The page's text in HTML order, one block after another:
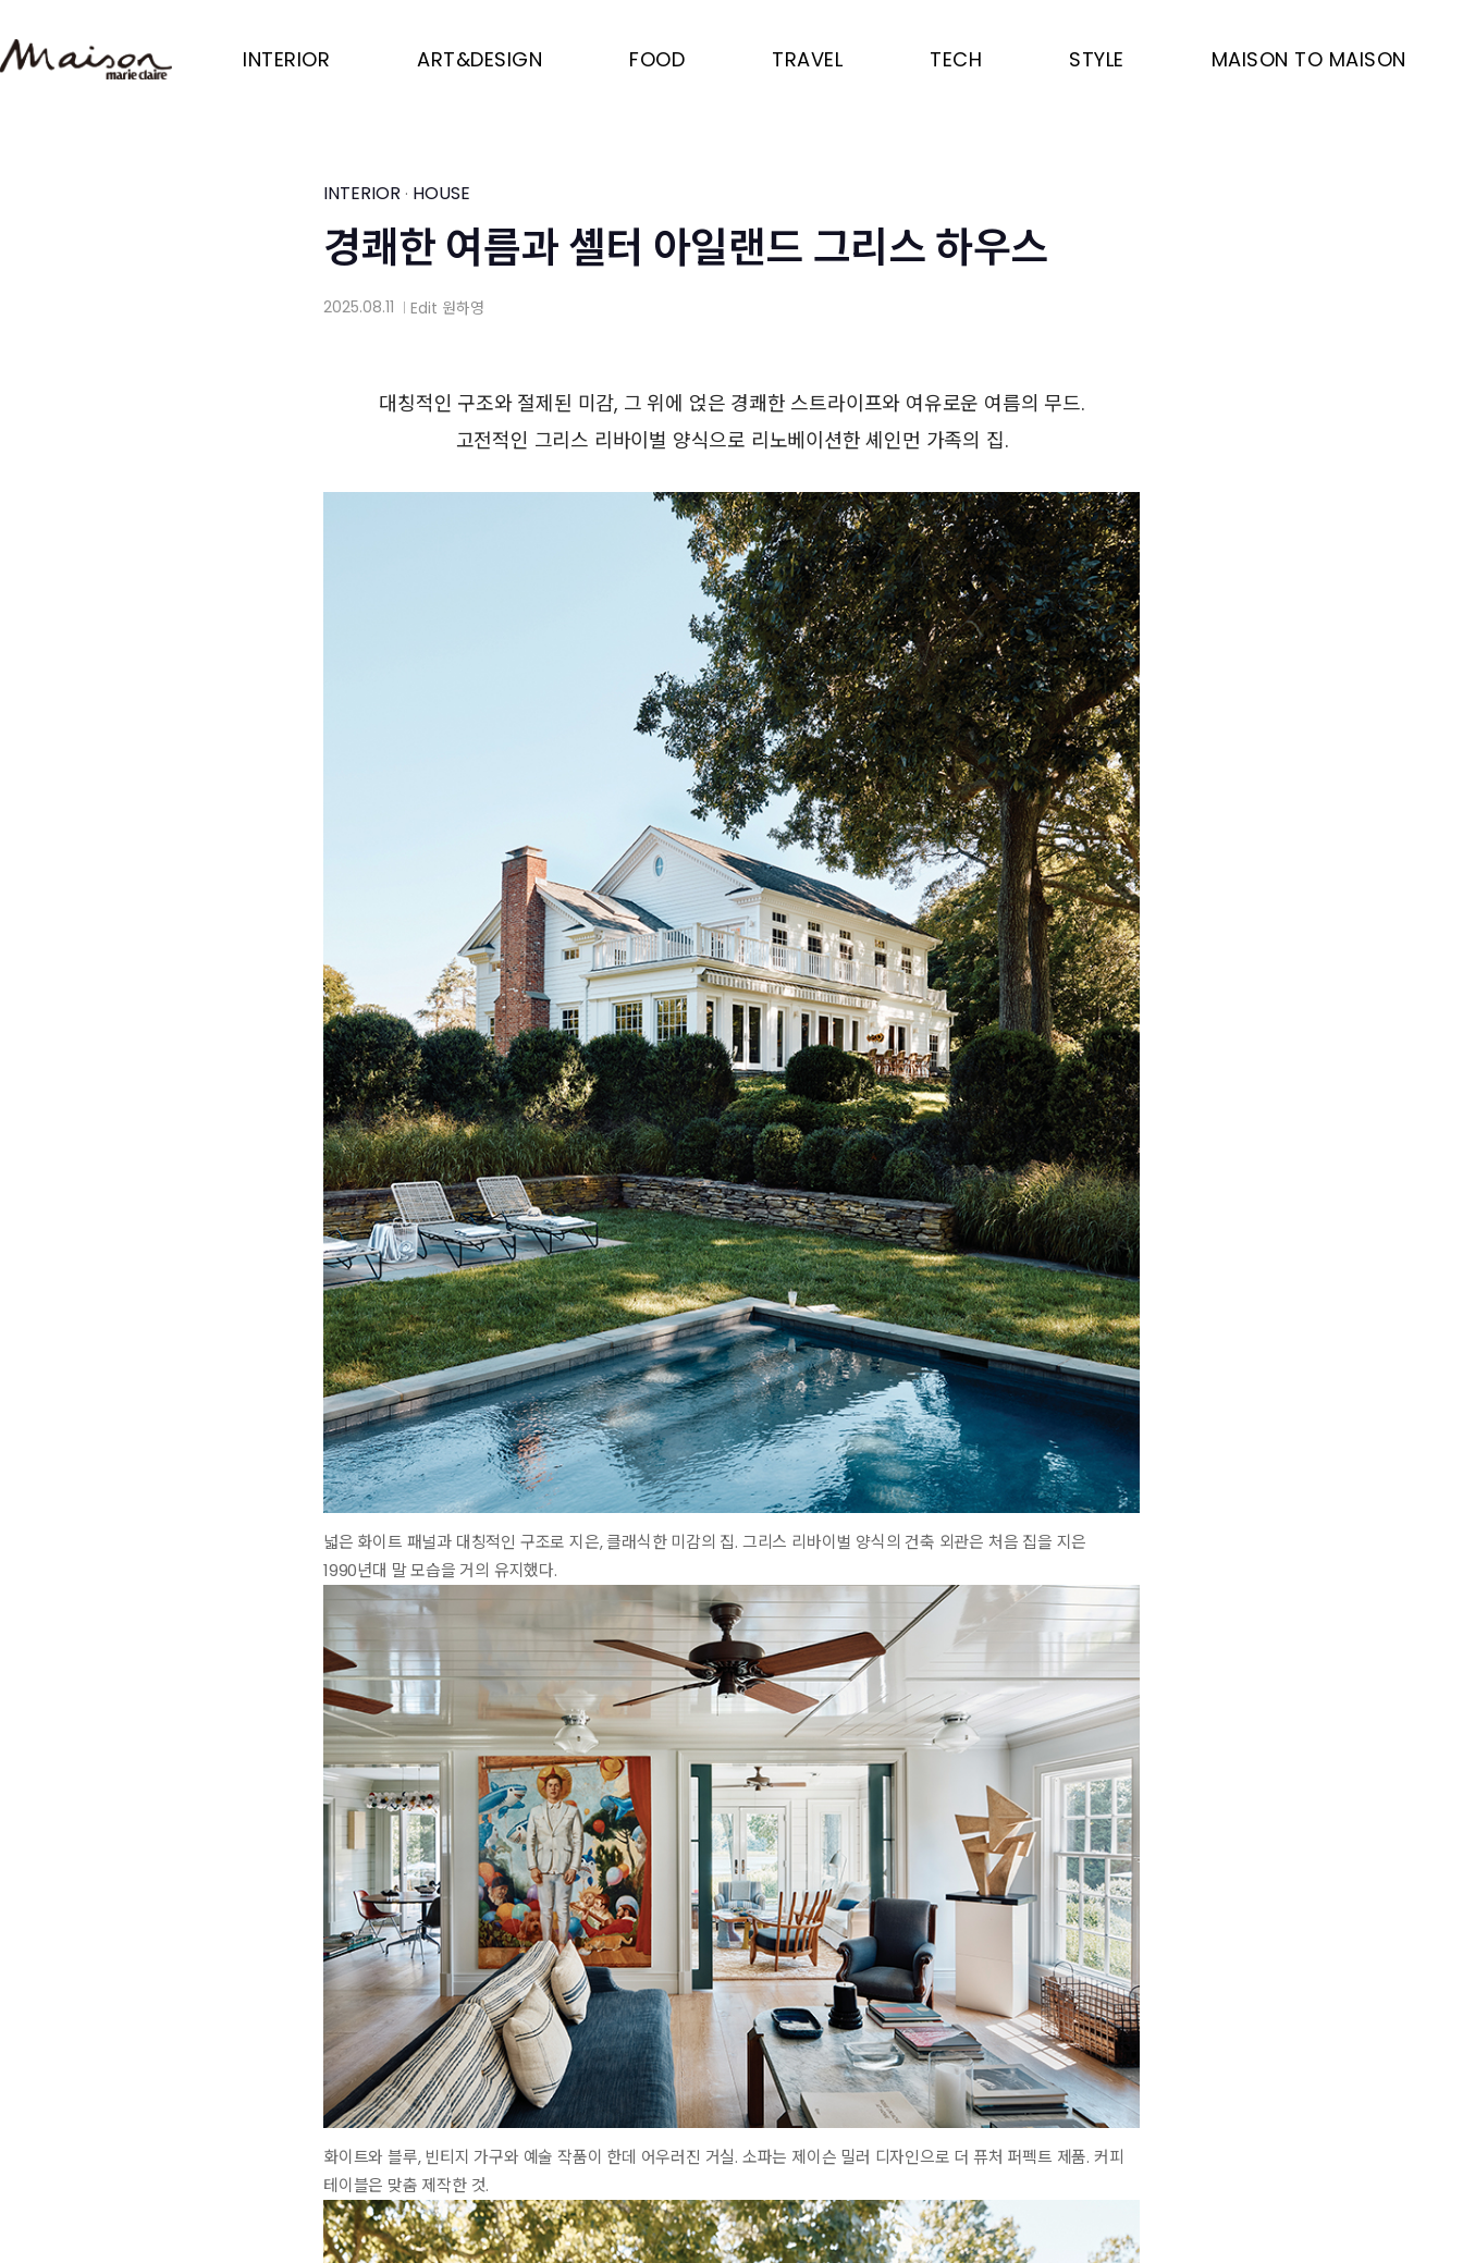
to
main
INTERIOR ART&DESIGN FOOD TRAVEL TECH STYLE MAISON TO MAISON
INTERIOR · HOUSE
경쾌한 여름과 셸터 아일랜드 그리스 하우스
2025.08.11 Edit 원하영
대칭적인 구조와 절제된 미감, 그 위에 얹은 경쾌한 스트라이프와 여유로운 여름의 무드.
고전적인 그리스 리바이벌 양식으로 리노베이션한 셰인먼 가족의 집.
넓은 화이트 패널과 대칭적인 구조로 지은, 클래식한 미감의 집. 그리스 리바이벌 양식의 건축 외관은 처음 집을 지은
1990년대 말 모습을 거의 유지했다.
화이트와 블루, 빈티지 가구와 예술 작품이 한데 어우러진 거실. 소파는 제이슨 밀러 디자인으로 더 퓨처 퍼펙트 제품. 커피
테이블은 맞춤 제작한 것.